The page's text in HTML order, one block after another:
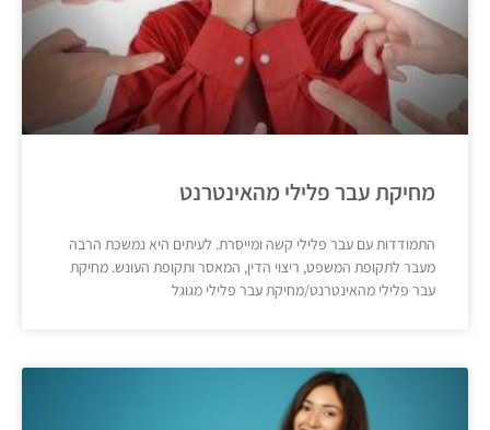
מחיקת עבר פלילי מהאינטרנט
התמודדות עם עבר פלילי קשה ומייסרת. לעיתים היא נמשכת הרבה
מעבר לתקופת המשפט, ריצוי הדין, המאסר ותקופת העונש. מחיקת
עבר פלילי מהאינטרנט/מחיקת עבר פלילי מגוגל